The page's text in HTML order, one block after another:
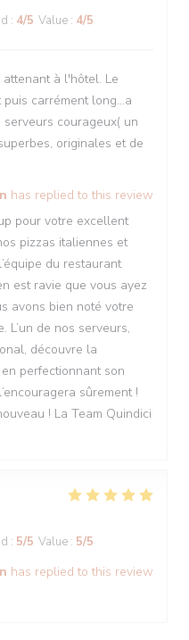
: 4/5 Value : 4/5
à l'hôtel. Le
carrément long...a
courageux( un
originales et de
has replied to this review
pour votre excellent
pizzas italiennes et
du restaurant
est ravie que vous ayez
avons bien noté votre
L’un de nos serveurs,
découvre la
perfectionnant son
sûrement !
! La Team Quindici
: 5/5 Value : 5/5
has replied to this review